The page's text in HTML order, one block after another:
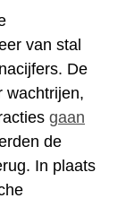
van stal
De
wachtrijen,
gaan
de
In plaats